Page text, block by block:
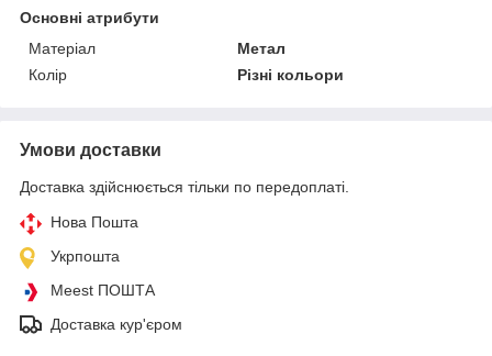
Основні атрибути
Матеріал
Метал
Колір
Різні кольори
Умови доставки
Доставка здійснюється тільки по передоплаті.
Нова Пошта
Укрпошта
Meest ПОШТА
Доставка кур'єром